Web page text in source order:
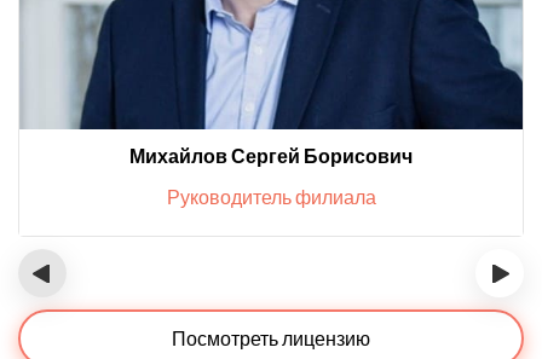
Михайлов Сергей Борисович
Руководитель филиала
‹ ›
Посмотреть лицензию